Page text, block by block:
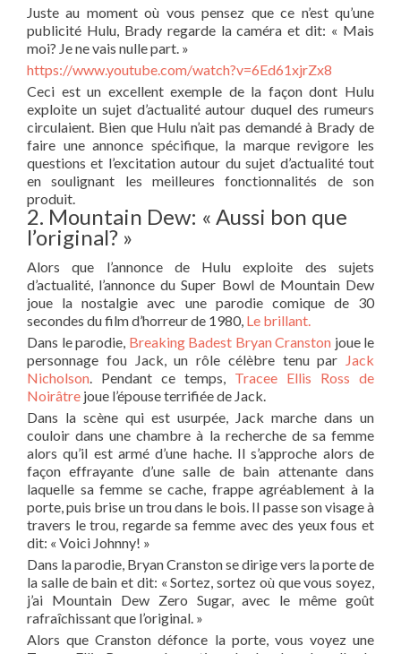
Juste au moment où vous pensez que ce n’est qu’une
publicité Hulu, Brady regarde la caméra et dit: « Mais
moi? Je ne vais nulle part. »
https://www.youtube.com/watch?v=6Ed61xjrZx8
Ceci est un excellent exemple de la façon dont Hulu
exploite un sujet d’actualité autour duquel des rumeurs
circulaient. Bien que Hulu n’ait pas demandé à Brady de
faire une annonce spécifique, la marque revigore les
questions et l’excitation autour du sujet d’actualité tout
en soulignant les meilleures fonctionnalités de son
produit.
2. Mountain Dew: « Aussi bon que
l’original? »
Alors que l’annonce de Hulu exploite des sujets
d’actualité, l’annonce du Super Bowl de Mountain Dew
joue la nostalgie avec une parodie comique de 30
secondes du film d’horreur de 1980, Le brillant.
Dans le parodie, Breaking Badest Bryan Cranston joue le
personnage fou Jack, un rôle célèbre tenu par
Jack
Nicholson . Pendant ce temps, Tracee Ellis Ross de
Noirâtre joue l’épouse terrifiée de Jack.
Dans la scène qui est usurpée, Jack marche dans un
couloir dans une chambre à la recherche de sa femme
alors qu’il est armé d’une hache. Il s’approche alors de
façon effrayante d’une salle de bain attenante dans
laquelle sa femme se cache, frappe agréablement à la
porte, puis brise un trou dans le bois. Il passe son visage à
travers le trou, regarde sa femme avec des yeux fous et
dit: « Voici Johnny! »
Dans la parodie, Bryan Cranston se dirige vers la porte de
la salle de bain et dit: « Sortez, sortez où que vous soyez,
j’ai Mountain Dew Zero Sugar, avec le même goût
rafraîchissant que l’original. »
Alors que Cranston défonce la porte, vous voyez une